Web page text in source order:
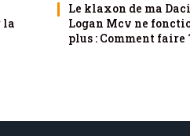
la
Le klaxon de ma
Logan Mcv ne
plus : Comment faire